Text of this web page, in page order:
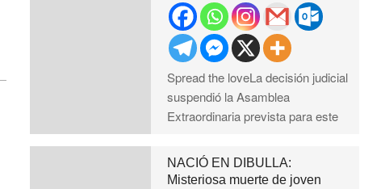
Spread the loveLa decisión judicial
suspendió la Asamblea
Extraordinaria prevista para este
NACIÓ EN DIBULLA:
Misteriosa muerte de joven